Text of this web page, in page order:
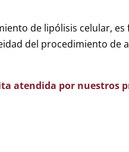
de lipólisis celular,
del procedimiento de
atendida por nuestros